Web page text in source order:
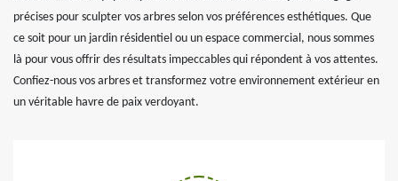
précises pour sculpter vos arbres selon vos préférences esthétiques. Que
ce soit pour un jardin résidentiel ou un espace commercial, nous sommes
là pour vous offrir des résultats impeccables qui répondent à vos attentes.
Confiez-nous vos arbres et transformez votre environnement extérieur en
un véritable havre de paix verdoyant.